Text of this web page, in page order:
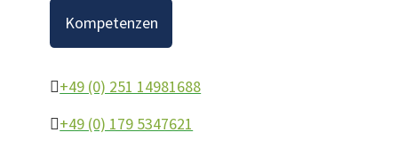
Kompetenzen
+49 (0) 251 14981688
+49 (0) 179 5347621